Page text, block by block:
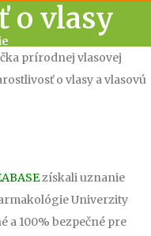
o vlasy
prírodnej vlasovej
o vlasy a vlasovú
získali uznanie
Univerzity
a 100% bezpečné pre